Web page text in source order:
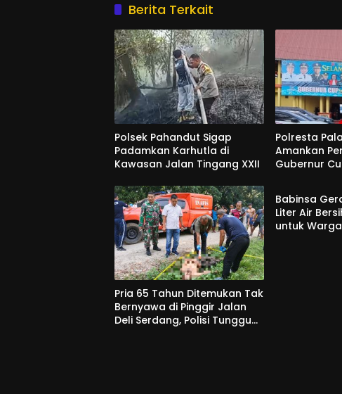
Berita Terkait
Polsek Pahandut Sigap
Padamkan Karhutla di
Kawasan Jalan Tingang XXII
Polresta
Amankan
Gubernur
Pria 65 Tahun Ditemukan Tak
Bernyawa di Pinggir Jalan
Deli Serdang, Polisi Tunggu
Babinsa
Liter Air
untuk